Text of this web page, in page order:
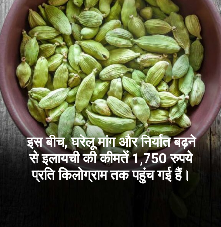
इस बीच, घरेलू मांग और निर्यात बढ़ने
से इलायची की कीमतें 1,750 रुपये
प्रति किलोग्राम तक पहुंच गई हैं।